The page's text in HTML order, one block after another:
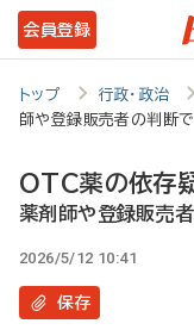
メ
イ
テ
ツ
に
会員登録
トップ 行政・政治
師や登録販売者の判断で
OTC薬の依存
薬剤師や登録販売
2026/5/12 10:41
保存